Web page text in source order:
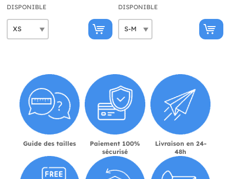
DISPONIBLE DISPONIBLE
Guide des tailles
Paiement 100%
sécurisé
Livraison en 24-
48h